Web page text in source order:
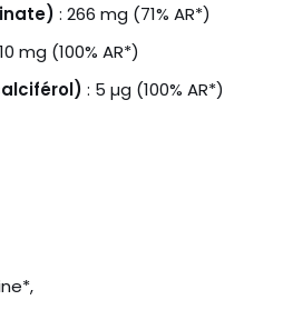
: 266 mg (71% AR*)
mg (100% AR*)
: 5 µg (100% AR*)